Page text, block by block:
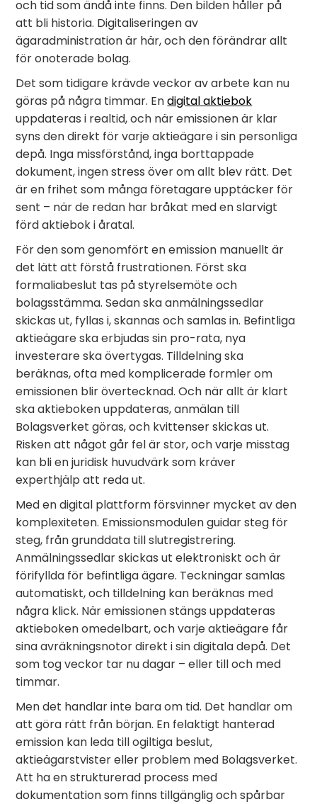
och tid som ändå inte finns. Den bilden håller på
att bli historia. Digitaliseringen av
ägaradministration är här, och den förändrar allt
för onoterade bolag.
Det som tidigare krävde veckor av arbete kan nu
göras på några timmar. Endigital aktiebok
uppdateras i realtid, och när emissionen är klar
syns den direkt för varje aktieägare i sin personliga
depå. Inga missförstånd, inga borttappade
dokument, ingen stress över om allt blev rätt. Det
är en frihet som många företagare upptäcker för
sent – när de redan har bråkat med en slarvigt
förd aktiebok i åratal.
För den som genomfört en emission manuellt är
det lätt att förstå frustrationen. Först ska
formaliabeslut tas på styrelsemöte och
bolagsstämma. Sedan ska anmälningssedlar
skickas ut, fyllas i, skannas och samlas in. Befintliga
aktieägare ska erbjudas sin pro-rata, nya
investerare ska övertygas. Tilldelning ska
beräknas, ofta med komplicerade formler om
emissionen blir övertecknad. Och när allt är klart
ska aktieboken uppdateras, anmälan till
Bolagsverket göras, och kvittenser skickas ut.
Risken att något går fel är stor, och varje misstag
kan bli en juridisk huvudvärk som kräver
experthjälp att reda ut.
Med en digital plattform försvinner mycket av den
komplexiteten. Emissionsmodulen guidar steg för
steg, från grunddata till slutregistrering.
Anmälningssedlar skickas ut elektroniskt och är
förifyllda för befintliga ägare. Teckningar samlas
automatiskt, och tilldelning kan beräknas med
några klick. När emissionen stängs uppdateras
aktieboken omedelbart, och varje aktieägare får
sina avräkningsnotor direkt i sin digitala depå. Det
som tog veckor tar nu dagar – eller till och med
timmar.
Men det handlar inte bara om tid. Det handlar om
att göra rätt från början. En felaktigt hanterad
emission kan leda till ogiltiga beslut,
aktieägarstvister eller problem med Bolagsverket.
Att ha en strukturerad process med
dokumentation som finns tillgänglig och spårbar